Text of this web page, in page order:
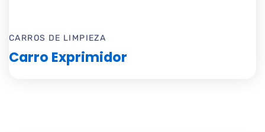
CARROS DE LIMPIEZA
Carro Exprimidor